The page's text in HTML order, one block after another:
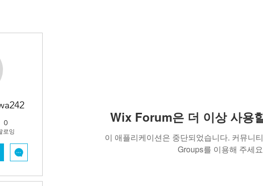
Wix Forum은 더 이상 사용
이 애플리케이션은 중단되었습니다. 커뮤니
Groups를 이용해 주세
0
로잉